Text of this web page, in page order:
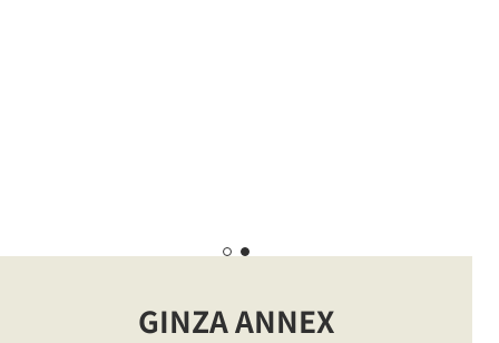
GINZA ANNEX